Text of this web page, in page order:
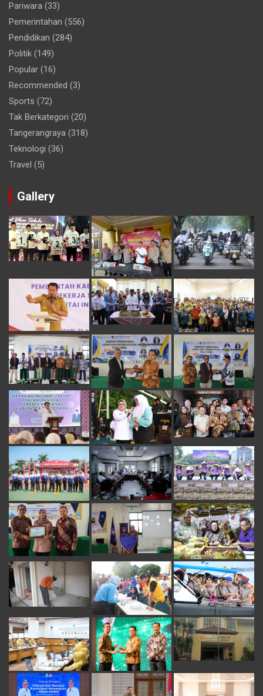
Pariwara (33)
Pemerintahan (556)
Pendidikan (284)
Politik (149)
Popular (16)
Recommended (3)
Sports (72)
Tak Berkategori (20)
Tangerangraya (318)
Teknologi (36)
Travel (5)
Gallery